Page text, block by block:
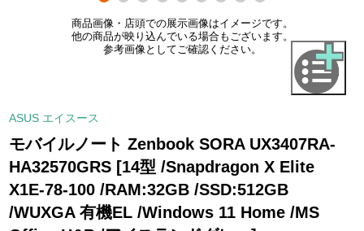
商品画像・店頭での展示画像はイメージです。
他の商品が映り込んでいる場合もございます。
参考画像としてご確認ください。
ASUS エイスース
モバイルノート Zenbook SORA UX3407RA-
HA32570GRS [14型 /Snapdragon X Elite
X1E-78-100 /RAM:32GB /SSD:512GB
/WUXGA 有機EL /Windows 11 Home /MS